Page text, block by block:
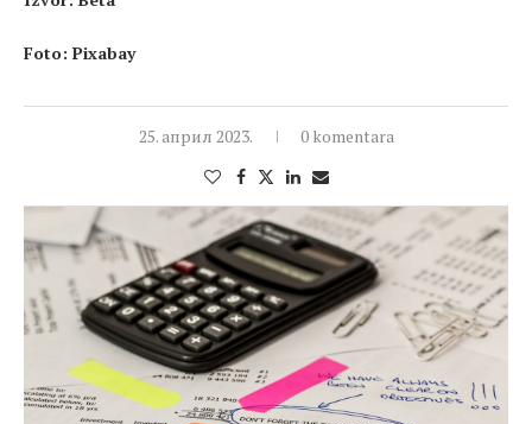
Foto: Pixabay
25. април 2023. 0 komentara